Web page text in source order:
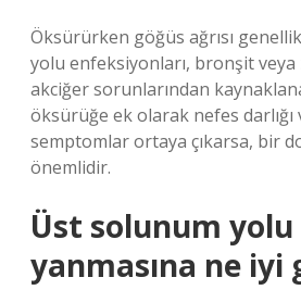
Öksürürken göğüs ağrısı
yolu enfeksiyonları, bronşit
akciğer sorunlarından
öksürüğe ek olarak nefes
semptomlar ortaya çıkarsa, bir
önemlidir.
Üst solunum yolu
yanmasına ne iyi